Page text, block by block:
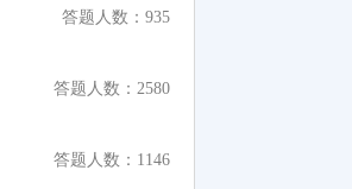
答题人数：935
答题人数：2580
答题人数：1146